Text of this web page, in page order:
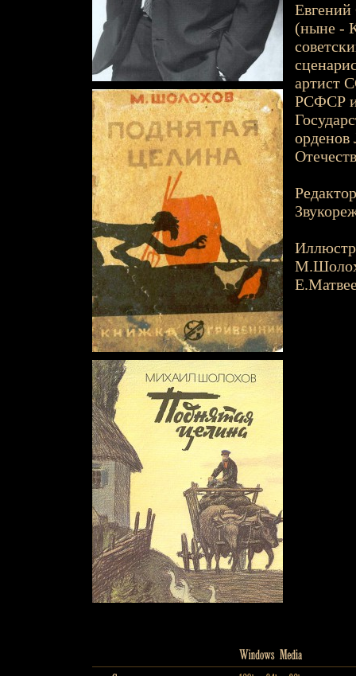
Евгений
(ныне -
артист
РСФСР